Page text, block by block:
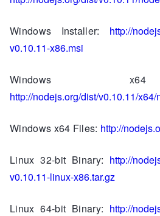
Windows Installer: http://
v0.10.11-x86.msi
Windows
http://nodejs.org/dist/v0.10.11/
Windows x64 Files: http://
Linux 32-bit Binary: http://
v0.10.11-linux-x86.tar.gz
Linux 64-bit Binary: http://